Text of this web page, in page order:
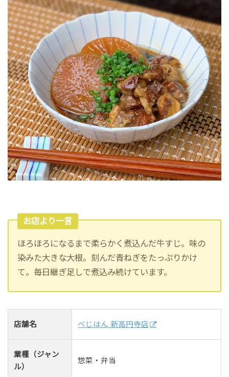
お店より一言
ほろほろになるまで柔らかく煮込んだ牛すじ。味の
染みた大きな大根。刻んだ青ねぎをたっぷりかけ
て。毎日継ぎ足しで煮込み続けています。
店舗名 べじはん 新高円寺店
業種（ジャン
ル）
惣菜・弁当